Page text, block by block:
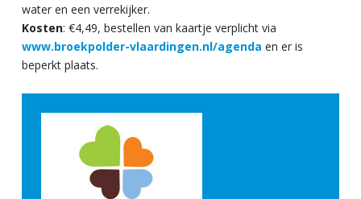
water en een verrekijker.
Kosten: €4,49, bestellen van kaartje verplicht via
www.broekpolder-vlaardingen.nl/agenda en er is
beperkt plaats.